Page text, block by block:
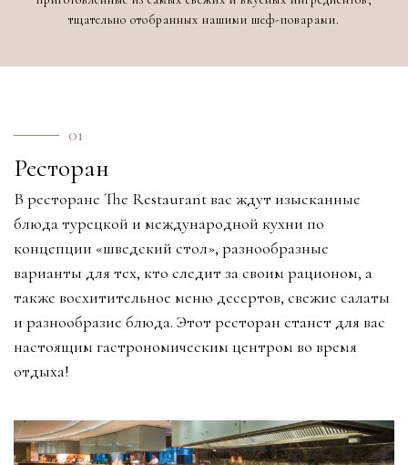
тщательно отобранных нашими шеф-поварами.
01
Ресторан
В ресторане The Restaurant вас ждут изысканные
блюда турецкой и международной кухни по
концепции «шведский стол», разнообразные
варианты для тех, кто следит за своим рационом, а
также восхитительное меню десертов, свежие салаты
и разнообразие блюда. Этот ресторан станет для вас
настоящим гастрономическим центром во время
отдыха!